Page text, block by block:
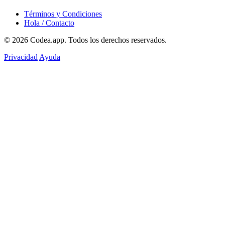
Términos y Condiciones
Hola / Contacto
© 2026 Codea.app. Todos los derechos reservados.
Privacidad Ayuda